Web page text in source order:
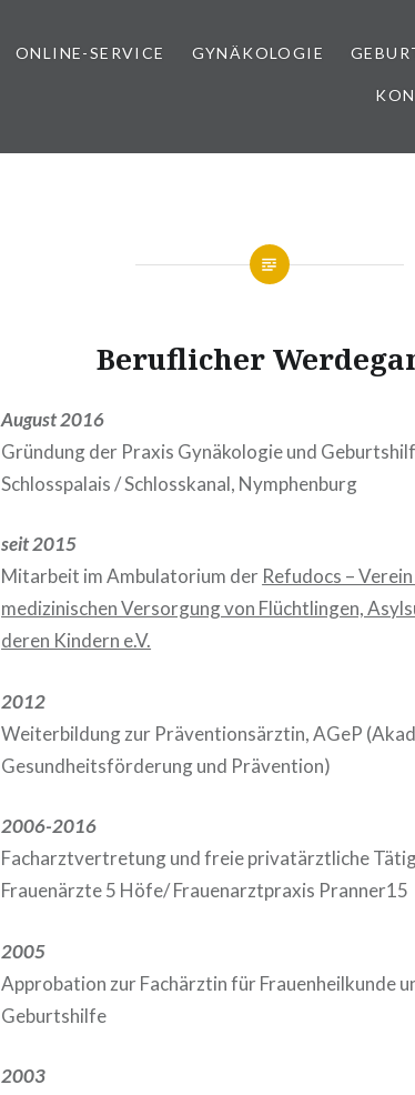
ONLINE-SERVICE GYNÄKOLOGIE
Beruflicher
August 2016
Gründung der Praxis Gynäkologie und
Schlosspalais / Schlosskanal, Nymphenburg
seit 2015
Mitarbeit im Ambulatorium der Refudocs –
medizinischen Versorgung von Flüchtlingen,
deren Kindern e.V.
2012
Weiterbildung zur Präventionsärztin, AGeP
Gesundheitsförderung und Prävention)
2006-2016
Facharztvertretung und freie privatärztliche
Frauenärzte 5 Höfe/ Frauenarztpraxis Pranner15
2005
Approbation zur Fachärztin für Frauenheilkunde
Geburtshilfe
2003